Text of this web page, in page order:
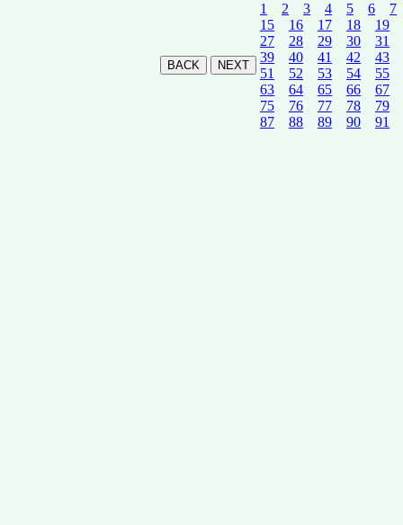
1 2 3 4 5 6
7
15
16 17 18
19
27
28 29 30
31
39
40 41 42
43
51
52 53 54
55
63
64 65 66
67
75
76 77 78
79
87
88 89 90 91